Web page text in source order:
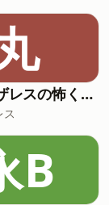
丸山ゴンザレスの怖くて奇妙な物件の話
ス
B